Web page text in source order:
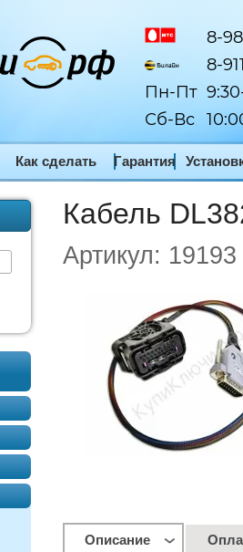
Как сделать Гарантия
8-
8-
Пн-Пт
Сб-Вс
Кабель
Артикул: 19193
Описание